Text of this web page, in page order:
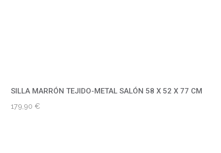
SILLA MARRÓN TEJIDO-METAL SALÓN 58 X 52 X 77 CM
179,90€